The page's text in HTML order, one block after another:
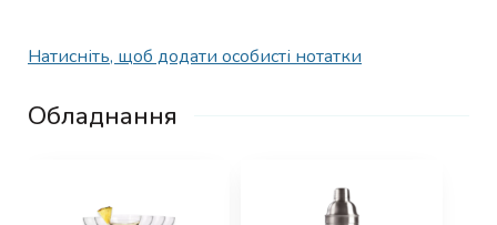
Натисніть, щоб додати особисті нотатки
Обладнання